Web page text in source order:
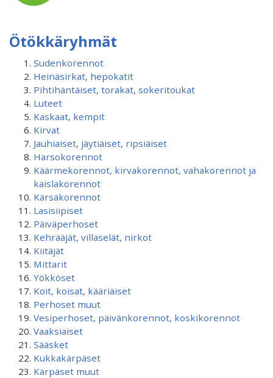
Ötökkäryhmät
Sudenkorennot
Heinäsirkat, hepokatit
Pihtihäntäiset, torakat, sokeritoukat
Luteet
Kaskaat, kempit
Kirvat
Jauhiaiset, jäytiäiset, ripsiäiset
Harsokorennot
Käärmekorennot, kirvakorennot, vahakorennot ja
kaislakorennot
Kärsäkorennot
Lasisiipiset
Päiväperhoset
Kehrääjät, villaselät, nirkot
Kiitäjät
Mittarit
Yökköset
Koit, koisat, kääriäiset
Perhoset muut
Vesiperhoset, päivänkorennot, koskikorennot
Vaaksiaiset
Sääsket
Kukkakärpäset
Kärpäset muut